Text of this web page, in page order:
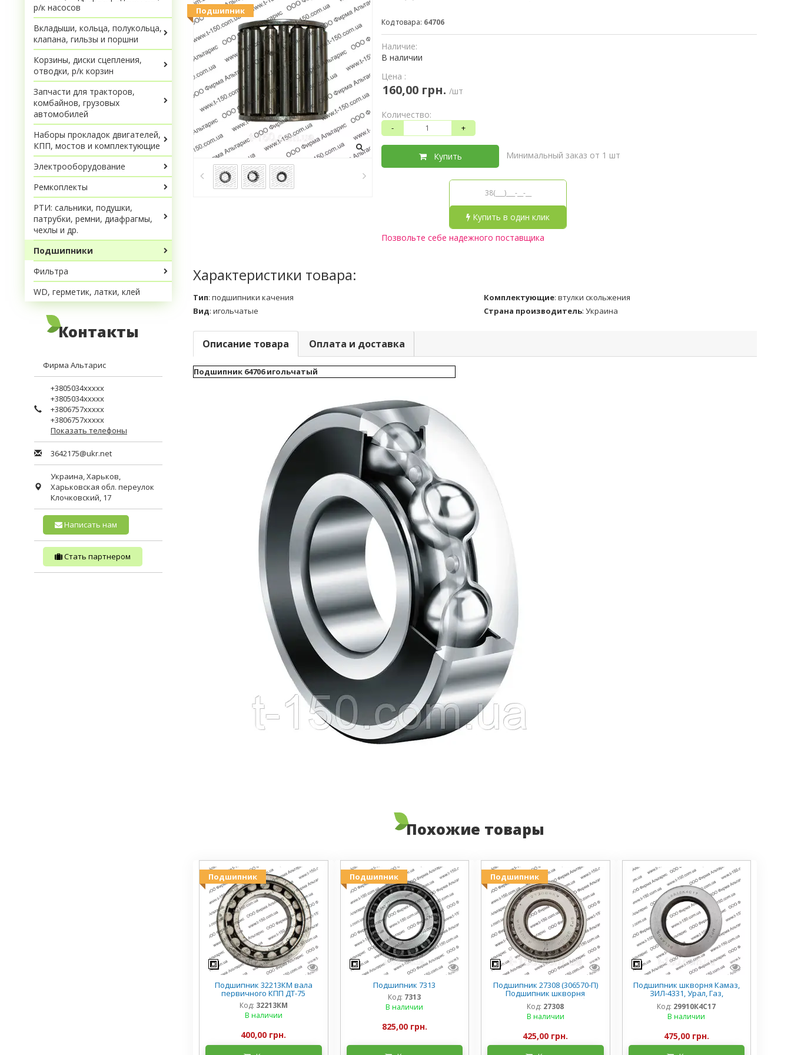
Код товара: 64706
Подшипник
Наличие:
В наличии
Цена :
160,00 грн. /шт
Количество:
- +
Купить Минимальный заказ от 1 шт
Купить в один клик
Позвольте себе надежного поставщика
Характеристики товара:
Тип: подшипники качения Комплектующие: втулки скольжения
Вид: игольчатые Страна производитель: Украина
Описание товара Оплата и доставка
Подшипник 64706 игольчатый
Похожие товары
Подшипник
Подшипник 32213КМ вала
первичного КПП ДТ-75
Код: 32213КМ
В наличии
400,00 грн.
Подшипник
Подшипник 7313
Код: 7313
В наличии
825,00 грн.
Подшипник
Подшипник 27308 (306570-П)
Подшипник шкворня
поворотного кулака в сборе
Код: 27308
В наличии
425,00 грн.
Подшипник шкворня Камаз,
ЗИЛ-4331, Урал, Газ,
29910К4С17
Код: 29910К4С17
В наличии
475,00 грн.
р/к насосов
Вкладыши, кольца, полукольца,
клапана, гильзы и поршни
Корзины, диски сцепления,
отводки, р/к корзин
Запчасти для тракторов,
комбайнов, грузовых
автомобилей
Наборы прокладок двигателей,
КПП, мостов и комплектующие
Электрооборудование
Ремкоплекты
РТИ: сальники, подушки,
патрубки, ремни, диафрагмы,
чехлы и др.
Подшипники
Фильтра
WD, герметик, латки, клей
Контакты
Фирма Альтарис
+3805034xxxxx
+3805034xxxxx
+3806757xxxxx
+3806757xxxxx
Показать телефоны
3642175@ukr.net
Украина,Харьков,
Харьковская обл. переулок
Клочковский, 17
Написать нам
Стать партнером